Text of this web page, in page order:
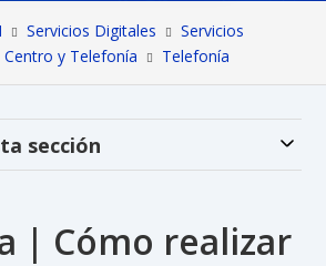
Servicios Digitales
Servicios
y Telefonía
Telefonía
sección
| Cómo realizar